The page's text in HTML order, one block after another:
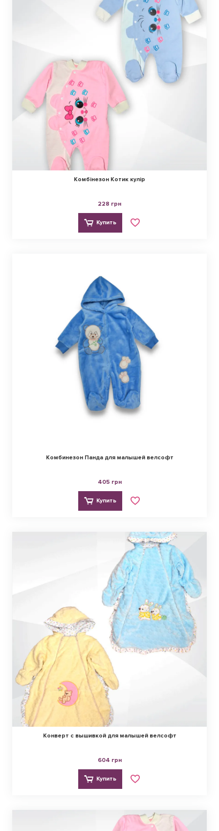
Комбінезон Котик кулір
228 грн
Купить
Комбинезон Панда для малышей велсофт
405 грн
Купить
Конверт с вышивкой для малышей велсофт
604 грн
Купить